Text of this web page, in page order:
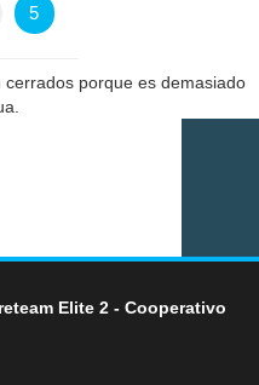
5
porque es demasiado
Elite 2 - Cooperativo